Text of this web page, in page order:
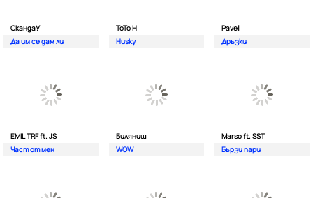
СкандаУ
Да им се дам ли
ToTo H
Husky
Pavell
Дръзки
EMIL TRF ft. JS
Част от мен
Биляниш
WOW
Marso ft. SST
Бързи пари